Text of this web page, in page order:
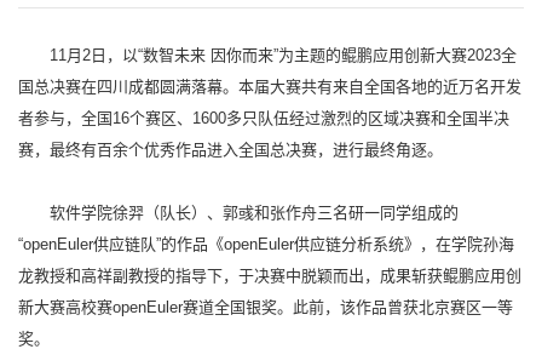
11月2日，以“数智未来 因你而来”为主题的鲲鹏应用创新大赛2023全
国总决赛在四川成都圆满落幕。本届大赛共有来自全国各地的近万名开发
者参与，全国16个赛区、1600多只队伍经过激烈的区域决赛和全国半决
赛，最终有百余个优秀作品进入全国总决赛，进行最终角逐。
软件学院徐羿（队长）、郭彧和张作舟三名研一同学组成的
“openEuler供应链队”的作品《openEuler供应链分析系统》，在学院孙海
龙教授和高祥副教授的指导下，于决赛中脱颖而出，成果斩获鲲鹏应用创
新大赛高校赛openEuler赛道全国银奖。此前，该作品曾获北京赛区一等
奖。